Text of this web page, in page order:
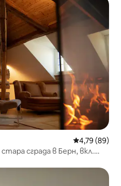
Средна
4,79 (89)
сграда в Берн, вкл.